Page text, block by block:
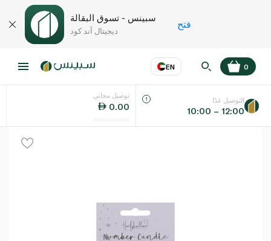
سبينس - تسوق البقالة
ديجيتال آند كود
فتح
EN
اللغة عر
0
توصيل مجاني
0.00
التوصيل غدًا
10:00 – 12:00